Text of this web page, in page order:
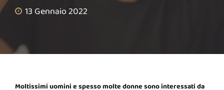
13 Gennaio 2022
Moltissimi uomini e spesso molte donne sono interessati da